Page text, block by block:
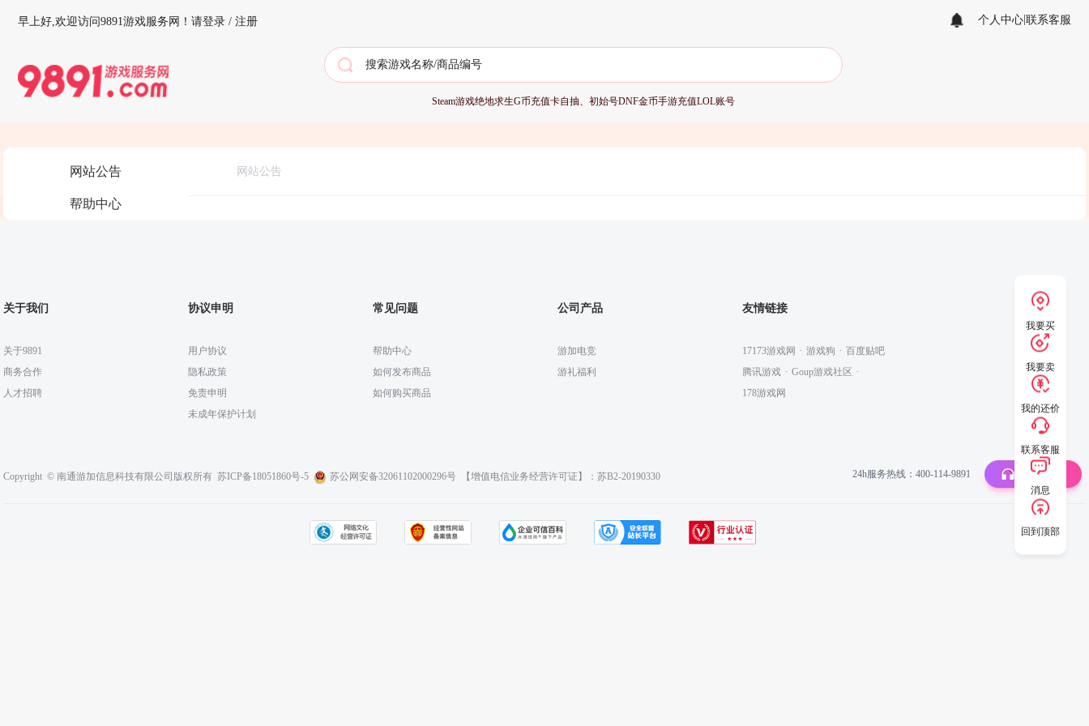
早上好,欢迎访问9891游戏服务网！ 请登录 / 注册 个人中心 联系客服
Steam游戏绝地求生G币充值卡自抽、初始号DNF金币手游充值LOL账号
网站公告
帮助中心
网站公告
关于我们
关于9891
商务合作
人才招聘
协议申明
用户协议
隐私政策
免责申明
未成年保护计划
常见问题
帮助中心
如何发布商品
如何购买商品
公司产品
游加电竞
游礼福利
友情链接
17173游戏网 · 游戏狗 · 百度贴吧
腾讯游戏 · Goup游戏社区 ·
178游戏网
Copyright © 南通游加信息科技有限公司版权所有 苏ICP备18051860号-5 苏公网安备32061102000296号 【增值电信业务经营许可证】：苏B2-20190330 24h服务热线：400-114-9891 联系客服
我要买
我要卖
我的还价
联系客服
消息
回到顶部